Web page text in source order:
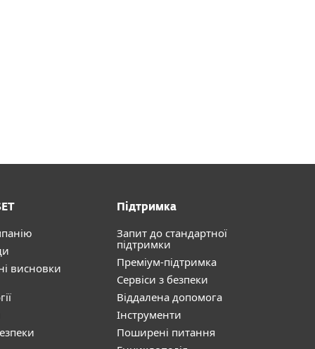
висновки
Підтримка
Запит до стандартної
підтримки
Преміум-підтримка
Сервіси з безпеки
Віддалена допомога
Інструменти
Поширені питання